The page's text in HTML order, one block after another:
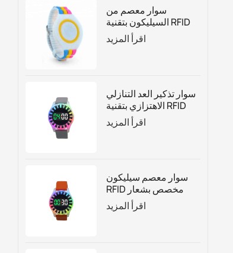
سوار معصم من
السيليكون بتقنية RFID
قابل للتعديل حسب
الطلب
اقرأ المزيد
سوار تذكير العد التنازلي
الاهتزازي بتقنية RFID
لإدارة الجذب السياحي
بناءً على الوقت
اقرأ المزيد
سوار معصم سيليكون
RFID مخصص بشعار
العد التنازلي مع أضواء
LED
اقرأ المزيد